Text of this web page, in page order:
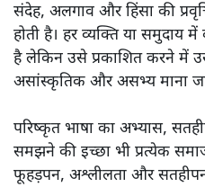
संदेह, अलगाव और हिंसा की
होती है। हर व्यक्ति या समुदाय
है लेकिन उसे प्रकाशित करने में
असांस्कृतिक और असभ्य माना
परिष्कृत भाषा का अभ्यास,
समझने की इच्छा भी प्रत्येक समाज
फूहड़पन, अश्लीलता और